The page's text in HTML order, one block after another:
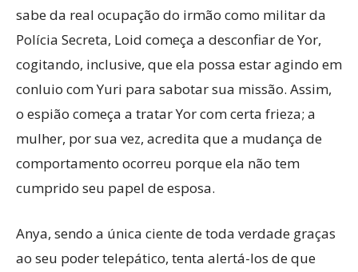
sabe da real ocupação do irmão como militar da
Polícia Secreta, Loid começa a desconfiar de Yor,
cogitando, inclusive, que ela possa estar agindo em
conluio com Yuri para sabotar sua missão. Assim,
o espião começa a tratar Yor com certa frieza; a
mulher, por sua vez, acredita que a mudança de
comportamento ocorreu porque ela não tem
cumprido seu papel de esposa.
Anya, sendo a única ciente de toda verdade graças
ao seu poder telepático, tenta alertá-los de que